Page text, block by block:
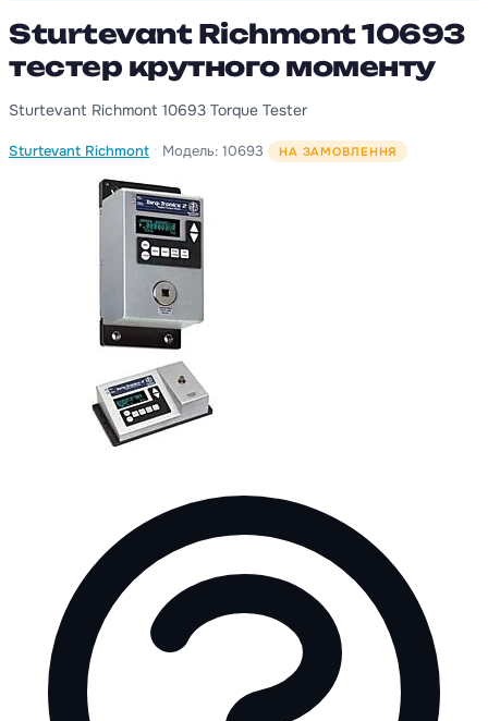
Sturtevant Richmont 10693
тестер крутного моменту
Sturtevant Richmont 10693 Torque Tester
Sturtevant Richmont · Модель: 10693 НА ЗАМОВЛЕННЯ